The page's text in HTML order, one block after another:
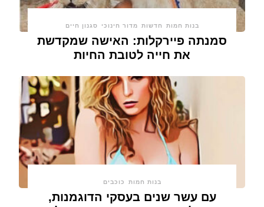
בנות חמות חדשות מדור חינוכי סגנון חיים
סמנתה פיירקלות: האישה שמקדשת
את חייה לטובת החיות
בנות חמות כוכבים
עם עשר שנים בעסקי הדוגמנות,